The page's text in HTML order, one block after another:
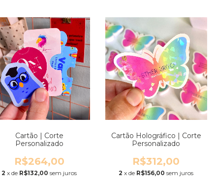
Cartão | Corte
Personalizado
R$264,00
2 x de R$132,00 sem juros
Cartão Holográfico | Corte
Personalizado
R$312,00
2 x de R$156,00 sem juros